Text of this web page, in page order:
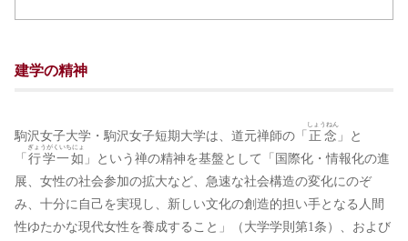
建学の精神
駒沢女子大学・駒沢女子短期大学は、道元禅師の「 正念
しょうねん
」と
「 行学一如
ぎょうがくいちにょ
」という禅の精神を基盤として「国際化・情報化の進
展、女性の社会参加の拡大など、急速な社会構造の変化にのぞ
み、十分に自己を実現し、新しい文化の創造的担い手となる人間
性ゆたかな現代女性を養成すること」（大学学則第1条）、および